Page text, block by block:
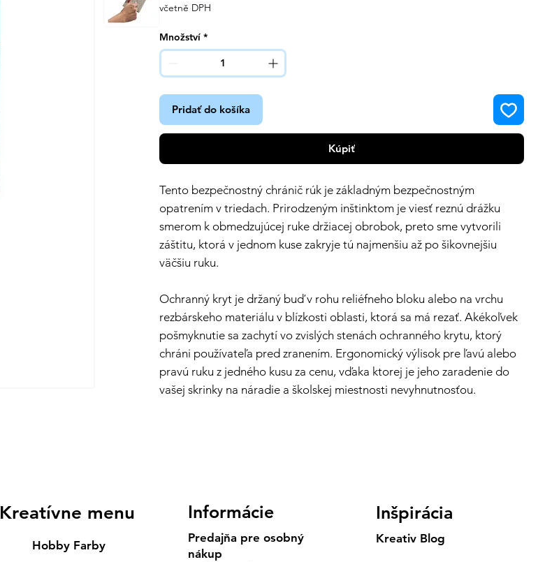
včetně DPH
Množství *
Pridať do košíka
Kúpiť
Tento bezpečnostný chránič rúk je základným bezpečnostným
opatrením v triedach. Prirodzeným inštinktom je viesť reznú drážku
smerom k obmedzujúcej ruke držiacej obrobok, preto sme vytvorili
záštitu, ktorá v jednom kuse zakryje tú najmenšiu až po šikovnejšiu
väčšiu ruku.
Ochranný kryt je držaný buď v rohu reliéfneho bloku alebo na vrchu
rezbárskeho materiálu v blízkosti oblasti, ktorá sa má rezať. Akékoľvek
pošmyknutie sa zachytí vo zvislých stenách ochranného krytu, ktorý
chráni používateľa pred zranením. Ergonomický výlisok pre ľavú alebo
pravú ruku z jedného kusu za cenu, vďaka ktorej je jeho zaradenie do
vašej skrinky na náradie a školskej miestnosti nevyhnutnosťou.
Kreatívne menu
Hobby Farby
Informácie
Predajňa pre osobný
nákup
Inšpirácia
Kreativ Blog